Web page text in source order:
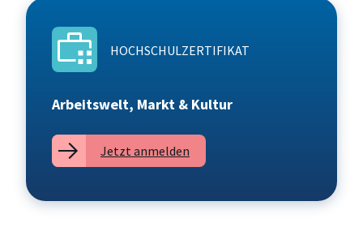
HOCHSCHULZERTIFIKAT
Arbeitswelt, Markt & Kultur
Jetzt anmelden